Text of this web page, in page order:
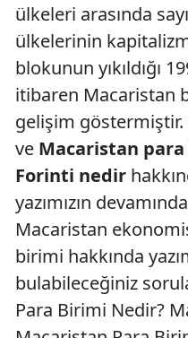
ülkeleri arasında
ülkelerinin
blokunun yıkıldığı
itibaren Macaristan
gelişim
ve Macaristan
Forinti nedir
yazımızın
Macaristan
birimi hakkında
bulabileceğiniz
Para Birimi Nedir?